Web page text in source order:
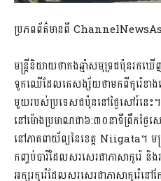
ប្រភពព័ត៌មានពី
មន្ត្រីនិយាយថាកងឆ្មាំសមុទ្រជប៉ុនរកឃើ
ទូកឈើដែលគេសង្ស័យថាមកពីកូរ៉េខាង
មួយរបស់ប្រទេសជប៉ុននៅថ្ងៃសៅរ៍នេះ
នៅម៉ោងប្រមាណជា៦:៣០នាទីព្រឹកថ្ង
នៅភាគពាយ័ព្យនៃខេត្ត Niigata។ ម
កញ្ចប់បារីដែលសរសេរជាភាសាកូរ៉េ និ
អក្សរកូរ៉េដែលសរសេរជាភាសាកូរ៉េន